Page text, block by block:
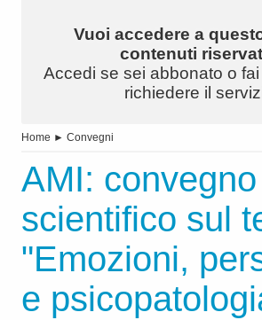
Vuoi accedere a
contenuti
Accedi se sei abbonato o
richiedere il
Home ► Convegni
AMI: convegno
scientifico sul
"Emozioni,
e